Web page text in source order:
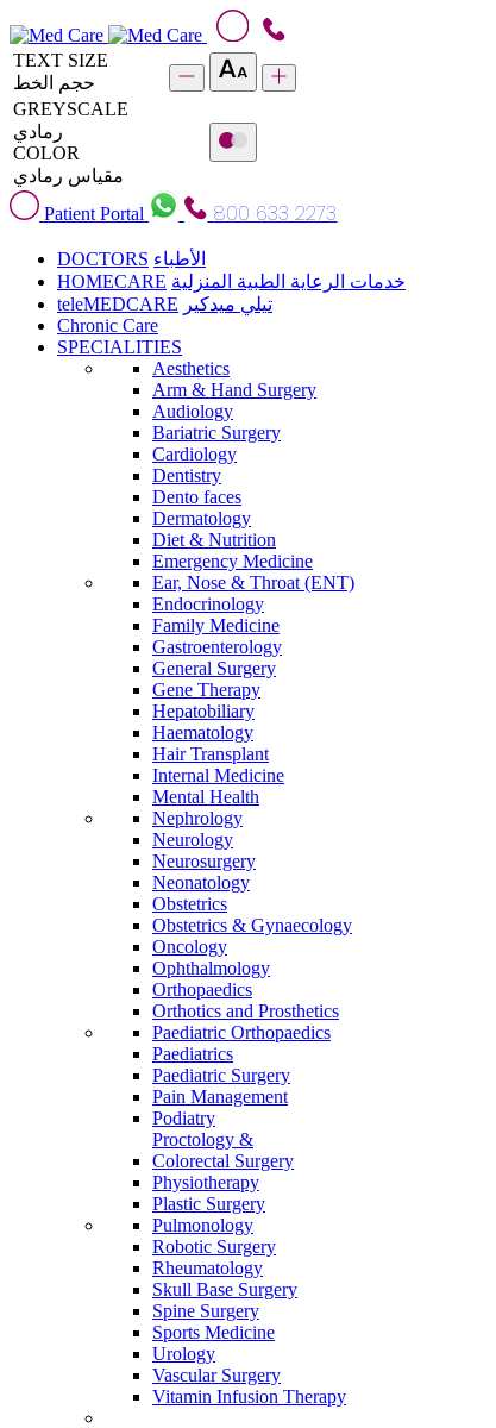
TEXT SIZE
حجم الخط
GREYSCALE
رمادي
COLOR
مقياس رمادي
Patient Portal
800 633 2273
DOCTORS الأطباء
HOMECARE خدمات الرعاية الطبية المنزلية
teleMEDCARE تيلي ميدكير
Chronic Care
SPECIALITIES
Aesthetics
Arm & Hand Surgery
Audiology
Bariatric Surgery
Cardiology
Dentistry
Dento faces
Dermatology
Diet & Nutrition
Emergency Medicine
Ear, Nose & Throat (ENT)
Endocrinology
Family Medicine
Gastroenterology
General Surgery
Gene Therapy
Hepatobiliary
Haematology
Hair Transplant
Internal Medicine
Mental Health
Nephrology
Neurology
Neurosurgery
Neonatology
Obstetrics
Obstetrics & Gynaecology
Oncology
Ophthalmology
Orthopaedics
Orthotics and Prosthetics
Paediatric Orthopaedics
Paediatrics
Paediatric Surgery
Pain Management
Podiatry
Proctology &
Colorectal Surgery
Physiotherapy
Plastic Surgery
Pulmonology
Robotic Surgery
Rheumatology
Skull Base Surgery
Spine Surgery
Sports Medicine
Urology
Vascular Surgery
Vitamin Infusion Therapy